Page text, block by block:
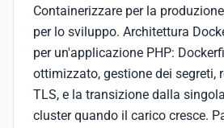
Containerizzare per la
per lo sviluppo. Architettura
per un'applicazione PHP:
ottimizzato, gestione dei segreti,
TLS, e la transizione dalla
cluster quando il carico cresce.